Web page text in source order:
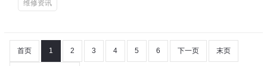
维修资讯
首页 1 2 3 4 5 6 下一页 末页